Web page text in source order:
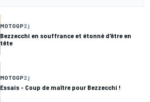
MOTOGP2 j
Bezzecchi en souffrance et étonné d'être en
tête
MOTOGP2 j
Essais - Coup de maître pour Bezzecchi !